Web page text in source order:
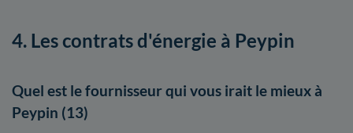
4. Les contrats d'énergie à Peypin
Quel est le fournisseur qui vous irait le mieux à
Peypin (13)